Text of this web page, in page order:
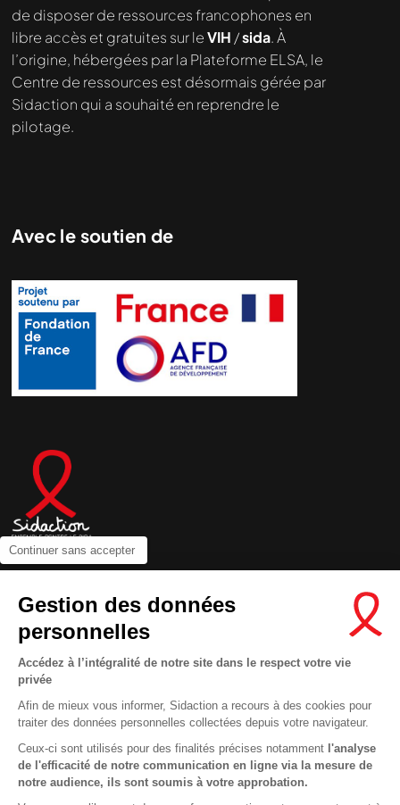
Continuer sans accepter
Gestion des données
personnelles
Accédez à l’intégralité de notre site dans le respect votre vie
privée
Afin de mieux vous informer, Sidaction a recours à des cookies pour
traiter des données personnelles collectées depuis votre navigateur.
Ceux-ci sont utilisés pour des finalités précises notamment l'analyse
de l'efficacité de notre communication en ligne via la mesure de
notre audience, ils sont soumis à votre approbation.
de disposer de ressources francophones en
libre accès et gratuites sur leVIH /sida. À
l’origine, hébergées par la Plateforme ELSA, le
Centre de ressources est désormais gérée par
Sidaction qui a souhaité en reprendre le
pilotage.
Avec le soutien de
Newsletter
Nous suivre sur les réseaux :
MENTIONS LÉGALES
CONDITIONS D’UTILISATION ET PROTECTION DES DONNÉES